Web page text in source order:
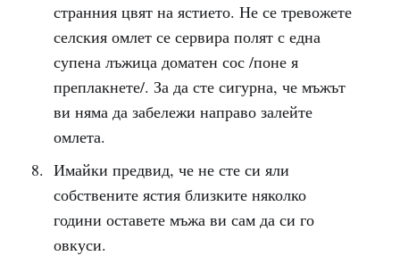
странния цвят на ястието. Не се тревожете
селския омлет се сервира полят с една
супена лъжица доматен сос /поне я
преплакнете/. За да сте сигурна, че мъжът
ви няма да забележи направо залейте
омлета.
Имайки предвид, че не сте си яли
собствените ястия близките няколко
години оставете мъжа ви сам да си го
овкуси.